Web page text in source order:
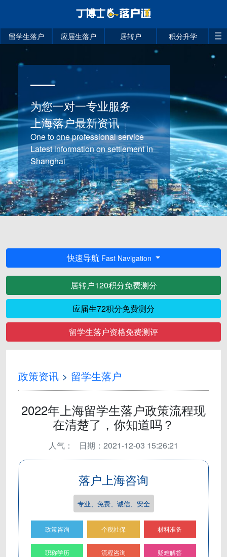
留学生落户 应届生落户 居转户 积分升学
为您一对一专业服务
上海落户最新资讯
One to one professional service
Latest information on settlement in
Shanghai
快速导航 Fast Navigation
居转户120积分免费测分
应届生72积分免费测分
留学生落户资格免费测评
政策资讯 > 留学生落户
2022年上海留学生落户政策流程现
在清楚了，你知道吗？
人气： 日期：2021-12-03 15:26:21
落户上海咨询
专业、免费、诚信、安全
政策咨询 个税社保 材料准备
职称学历 流程咨询 疑难解答